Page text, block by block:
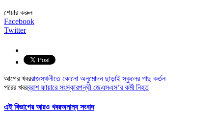
শেয়ার করুন
Facebook
Twitter
আগের খবররাজস্থলীতে কোনো অনুমোদন ছাড়াই স্কুলের গাছ কর্তন
পরের খবরব্রাশ ফায়ারে সংস্কারপন্থী জেএসএস’র কর্মী নিহত
এই বিভাগের আরও খবরঅনান্য সংবাদ